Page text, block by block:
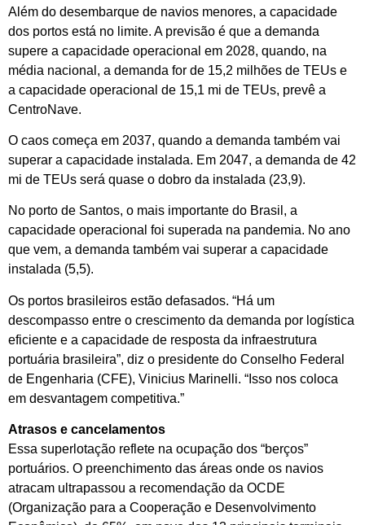
Além do desembarque de navios menores, a capacidade
dos portos está no limite. A previsão é que a demanda
supere a capacidade operacional em 2028, quando, na
média nacional, a demanda for de 15,2 milhões de TEUs e
a capacidade operacional de 15,1 mi de TEUs, prevê a
CentroNave.
O caos começa em 2037, quando a demanda também vai
superar a capacidade instalada. Em 2047, a demanda de 42
mi de TEUs será quase o dobro da instalada (23,9).
No porto de Santos, o mais importante do Brasil, a
capacidade operacional foi superada na pandemia. No ano
que vem, a demanda também vai superar a capacidade
instalada (5,5).
Os portos brasileiros estão defasados. “Há um
descompasso entre o crescimento da demanda por logística
eficiente e a capacidade de resposta da infraestrutura
portuária brasileira”, diz o presidente do Conselho Federal
de Engenharia (CFE), Vinicius Marinelli. “Isso nos coloca
em desvantagem competitiva.”
Atrasos e cancelamentos
Essa superlotação reflete na ocupação dos “berços”
portuários. O preenchimento das áreas onde os navios
atracam ultrapassou a recomendação da OCDE
(Organização para a Cooperação e Desenvolvimento